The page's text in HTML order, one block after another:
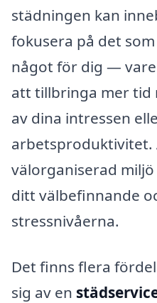
städningen kan
fokusera på det
något för dig —
att tillbringa mer tid
av dina intressen
arbetsproduktivitet.
välorganiserad
ditt välbefinnande
stressnivåerna.
Det finns flera
sig av en